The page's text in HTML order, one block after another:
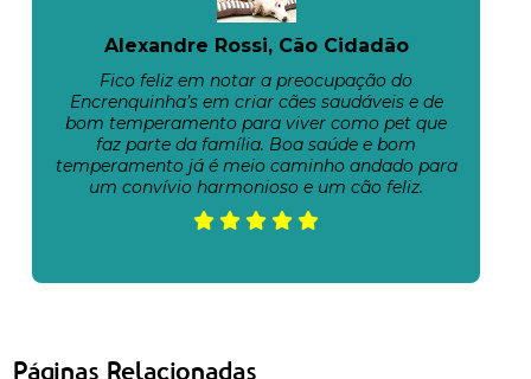
Alexandre Rossi, Cão Cidadão
Fico feliz em notar a preocupação do
Encrenquinha’s em criar cães saudáveis e de
bom temperamento para viver como pet que
faz parte da família. Boa saúde e bom
temperamento já é meio caminho andado para
um convívio harmonioso e um cão feliz.
Páginas Relacionadas